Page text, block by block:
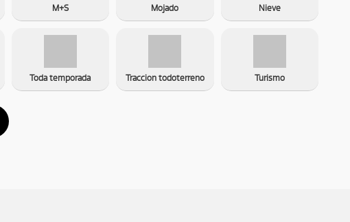
M+S Mojado Nieve
Toda temporada Traccion todoterreno Turismo